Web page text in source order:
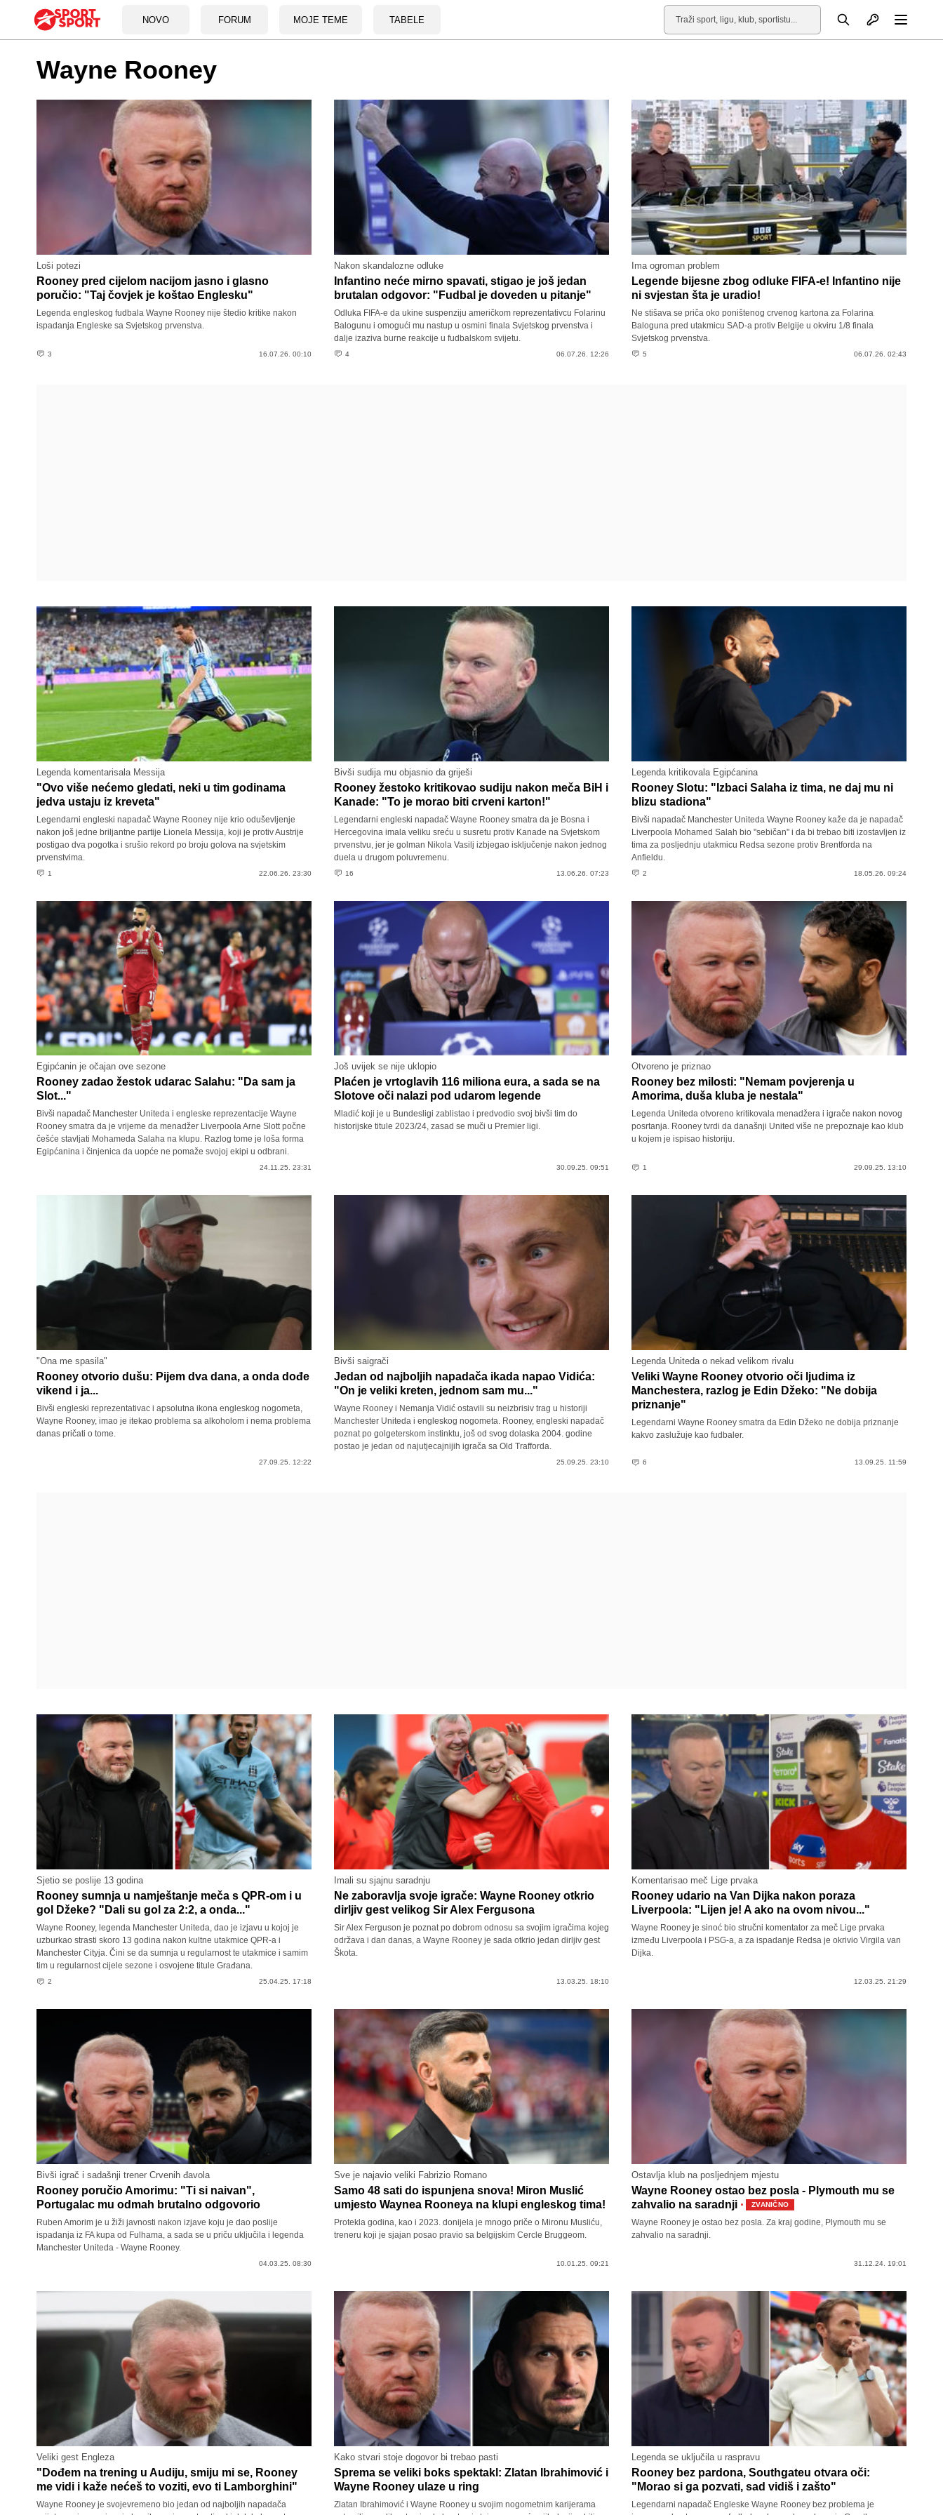
NOVO FORUM MOJE TEME TABELE
Pretraga Otvori profil
Wayne Rooney
Loši potezi
Rooney pred cijelom nacijom jasno i glasno
poručio: "Taj čovjek je koštao Englesku"
Legenda engleskog fudbala Wayne Rooney nije štedio kritike nakon
ispadanja Engleske sa Svjetskog prvenstva.
3 16.07.26. 00:10
Nakon skandalozne odluke
Infantino neće mirno spavati, stigao je još jedan
brutalan odgovor: "Fudbal je doveden u pitanje"
Odluka FIFA-e da ukine suspenziju američkom reprezentativcu Folarinu
Balogunu i omogući mu nastup u osmini finala Svjetskog prvenstva i
dalje izaziva burne reakcije u fudbalskom svijetu.
4 06.07.26. 12:26
Ima ogroman problem
Legende bijesne zbog odluke FIFA-e! Infantino nije
ni svjestan šta je uradio!
Ne stišava se priča oko poništenog crvenog kartona za Folarina
Baloguna pred utakmicu SAD-a protiv Belgije u okviru 1/8 finala
Svjetskog prvenstva.
5 06.07.26. 02:43
Legenda komentarisala Messija
"Ovo više nećemo gledati, neki u tim godinama
jedva ustaju iz kreveta"
Legendarni engleski napadač Wayne Rooney nije krio oduševljenje
nakon još jedne briljantne partije Lionela Messija, koji je protiv Austrije
postigao dva pogotka i srušio rekord po broju golova na svjetskim
prvenstvima.
1 22.06.26. 23:30
Bivši sudija mu objasnio da griješi
Rooney žestoko kritikovao sudiju nakon meča BiH i
Kanade: "To je morao biti crveni karton!"
Legendarni engleski napadač Wayne Rooney smatra da je Bosna i
Hercegovina imala veliku sreću u susretu protiv Kanade na Svjetskom
prvenstvu, jer je golman Nikola Vasilj izbjegao isključenje nakon jednog
duela u drugom poluvremenu.
16 13.06.26. 07:23
Legenda kritikovala Egipćanina
Rooney Slotu: "Izbaci Salaha iz tima, ne daj mu ni
blizu stadiona"
Bivši napadač Manchester Uniteda Wayne Rooney kaže da je napadač
Liverpoola Mohamed Salah bio "sebičan" i da bi trebao biti izostavljen iz
tima za posljednju utakmicu Redsa sezone protiv Brentforda na
Anfieldu.
2 18.05.26. 09:24
Egipćanin je očajan ove sezone
Rooney zadao žestok udarac Salahu: "Da sam ja
Slot..."
Bivši napadač Manchester Uniteda i engleske reprezentacije Wayne
Rooney smatra da je vrijeme da menadžer Liverpoola Arne Slott počne
češće stavljati Mohameda Salaha na klupu. Razlog tome je loša forma
Egipćanina i činjenica da uopće ne pomaže svojoj ekipi u odbrani.
24.11.25. 23:31
Još uvijek se nije uklopio
Plaćen je vrtoglavih 116 miliona eura, a sada se na
Slotove oči nalazi pod udarom legende
Mladić koji je u Bundesligi zablistao i predvodio svoj bivši tim do
historijske titule 2023/24, zasad se muči u Premier ligi.
30.09.25. 09:51
Otvoreno je priznao
Rooney bez milosti: "Nemam povjerenja u
Amorima, duša kluba je nestala"
Legenda Uniteda otvoreno kritikovala menadžera i igrače nakon novog
posrtanja. Rooney tvrdi da današnji United više ne prepoznaje kao klub
u kojem je ispisao historiju.
1 29.09.25. 13:10
"Ona me spasila"
Rooney otvorio dušu: Pijem dva dana, a onda dođe
vikend i ja...
Bivši engleski reprezentativac i apsolutna ikona engleskog nogometa,
Wayne Rooney, imao je itekao problema sa alkoholom i nema problema
danas pričati o tome.
27.09.25. 12:22
Bivši saigrači
Jedan od najboljih napadača ikada napao Vidića:
"On je veliki kreten, jednom sam mu..."
Wayne Rooney i Nemanja Vidić ostavili su neizbrisiv trag u historiji
Manchester Uniteda i engleskog nogometa. Rooney, engleski napadač
poznat po golgeterskom instinktu, još od svog dolaska 2004. godine
postao je jedan od najutjecajnijih igrača sa Old Trafforda.
25.09.25. 23:10
Legenda Uniteda o nekad velikom rivalu
Veliki Wayne Rooney otvorio oči ljudima iz
Manchestera, razlog je Edin Džeko: "Ne dobija
priznanje"
Legendarni Wayne Rooney smatra da Edin Džeko ne dobija priznanje
kakvo zaslužuje kao fudbaler.
6 13.09.25. 11:59
Sjetio se poslije 13 godina
Rooney sumnja u namještanje meča s QPR-om i u
gol Džeke? "Dali su gol za 2:2, a onda..."
Wayne Rooney, legenda Manchester Uniteda, dao je izjavu u kojoj je
uzburkao strasti skoro 13 godina nakon kultne utakmice QPR-a i
Manchester Cityja. Čini se da sumnja u regularnost te utakmice i samim
tim u regularnost cijele sezone i osvojene titule Građana.
2 25.04.25. 17:18
Imali su sjajnu saradnju
Ne zaboravlja svoje igrače: Wayne Rooney otkrio
dirljiv gest velikog Sir Alex Fergusona
Sir Alex Ferguson je poznat po dobrom odnosu sa svojim igračima kojeg
održava i dan danas, a Wayne Rooney je sada otkrio jedan dirljiv gest
Škota.
13.03.25. 18:10
Komentarisao meč Lige prvaka
Rooney udario na Van Dijka nakon poraza
Liverpoola: "Lijen je! A ako na ovom nivou..."
Wayne Rooney je sinoć bio stručni komentator za meč Lige prvaka
između Liverpoola i PSG-a, a za ispadanje Redsa je okrivio Virgila van
Dijka.
12.03.25. 21:29
Bivši igrač i sadašnji trener Crvenih đavola
Rooney poručio Amorimu: "Ti si naivan",
Portugalac mu odmah brutalno odgovorio
Ruben Amorim je u žiži javnosti nakon izjave koju je dao poslije
ispadanja iz FA kupa od Fulhama, a sada se u priču uključila i legenda
Manchester Uniteda - Wayne Rooney.
04.03.25. 08:30
Sve je najavio veliki Fabrizio Romano
Samo 48 sati do ispunjena snova! Miron Muslić
umjesto Waynea Rooneya na klupi engleskog tima!
Protekla godina, kao i 2023. donijela je mnogo priče o Mironu Musliću,
treneru koji je sjajan posao pravio sa belgijskim Cercle Bruggeom.
10.01.25. 09:21
Ostavlja klub na posljednjem mjestu
Wayne Rooney ostao bez posla - Plymouth mu se
zahvalio na saradnji · ZVANIČNO
Wayne Rooney je ostao bez posla. Za kraj godine, Plymouth mu se
zahvalio na saradnji.
31.12.24. 19:01
Veliki gest Engleza
"Dođem na trening u Audiju, smiju mi se, Rooney
me vidi i kaže nećeš to voziti, evo ti Lamborghini"
Wayne Rooney je svojevremeno bio jedan od najboljih napadača
Kako stvari stoje dogovor bi trebao pasti
Sprema se veliki boks spektakl: Zlatan Ibrahimović i
Wayne Rooney ulaze u ring
Zlatan Ibrahimović i Wayne Rooney u svojim nogometnim karijerama
Legenda se uključila u raspravu
Rooney bez pardona, Southgateu otvara oči:
"Morao si ga pozvati, sad vidiš i zašto"
Legendarni napadač Engleske Wayne Rooney bez problema je